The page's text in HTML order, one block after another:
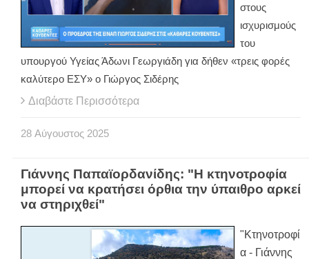
στους
ισχυρισμούς
του
υπουργού Υγείας Άδωνι Γεωργιάδη για δήθεν «τρεις φορές
καλύτερο ΕΣΥ» ο Γιώργος Σιδέρης
Διαβάστε Περισσότερα
28 Αύγουστος 2025
Γιάννης Παπαϊορδανίδης: "Η κτηνοτροφία
μπορεί να κρατήσει όρθια την ύπαιθρο αρκεί
να στηριχθεί"
"Κτηνοτροφί
α - Γιάννης